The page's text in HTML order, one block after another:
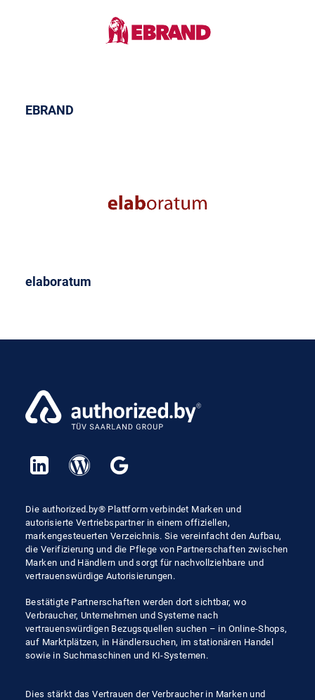
EBRAND
elaboratum
Die authorized.by® Plattform verbindet Marken und
autorisierte Vertriebspartner in einem offiziellen,
markengesteuerten Verzeichnis. Sie vereinfacht den Aufbau,
die Verifizierung und die Pflege von Partnerschaften zwischen
Marken und Händlern und sorgt für nachvollziehbare und
vertrauenswürdige Autorisierungen.
Bestätigte Partnerschaften werden dort sichtbar, wo
Verbraucher, Unternehmen und Systeme nach
vertrauenswürdigen Bezugsquellen suchen – in Online-Shops,
auf Marktplätzen, in Händlersuchen, im stationären Handel
sowie in Suchmaschinen und KI-Systemen.
Dies stärkt das Vertrauen der Verbraucher in Marken und